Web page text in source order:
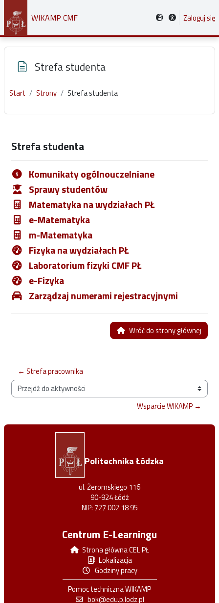
Przejdź do głównej zawartości
WIKAMP CMF Zaloguj się
Strefa studenta
Start Strony Strefa studenta
Strefa studenta
Komunikaty ogólnouczelniane
Sprawy studentów
Matematyka na wydziałach PŁ
e-Matematyka
m-Matematyka
Fizyka na wydziałach PŁ
Laboratorium fizyki CMF PŁ
e-Fizyka
Zarządzaj numerami rejestracyjnymi
Wróć do strony głównej
← Strefa pracownika
Przejdź do aktywności
Wsparcie WIKAMP →
Politechnika Łódzka
ul. Żeromskiego 116
90-924 Łódź
NIP: 727 002 18 95
Centrum E-Learningu
Strona główna CEL PŁ
Lokalizacja
Godziny pracy
Pomoc techniczna WIKAMP
bok@edu.p.lodz.pl